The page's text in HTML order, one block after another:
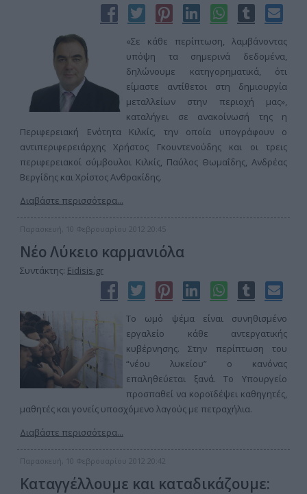
«Σε κάθε περίπτωση, λαμβάνοντας
υπόψη τα σημερινά δεδομένα,
δηλώνουμε κατηγορηματικά, ότι
είμαστε αντίθετοι στη δημιουργία
μεταλλείων στην περιοχή μας»,
καταλήγει σε ανακοίνωσή της η
Περιφερειακή Ενότητα Κιλκίς, την οποία υπογράφουν ο
αντιπεριφερειάρχης Χρήστος Γκουντενούδης και οι τρεις
περιφερειακοί σύμβουλοι Κιλκίς, Παύλος Θωμαΐδης, Ανδρέας
Βεργίδης και Χρίστος Ανθρακίδης.
Διαβάστε περισσότερα...
Παρασκευή, 10 Φεβρουαρίου 2012 20:45
Νέο Λύκειο καρμανιόλα
Συντάκτης: Eidisis.gr
Το ωμό ψέμα είναι συνηθισμένο
εργαλείο κάθε αντεργατικής
κυβέρνησης. Στην περίπτωση του
“νέου λυκείου” ο κανόνας
επαληθεύεται ξανά. Το Υπουργείο
προσπαθεί να κοροϊδέψει καθηγητές,
μαθητές και γονείς υποσχόμενο λαγούς με πετραχήλια.
Διαβάστε περισσότερα...
Παρασκευή, 10 Φεβρουαρίου 2012 20:42
Καταγγέλλουμε και καταδικάζουμε: